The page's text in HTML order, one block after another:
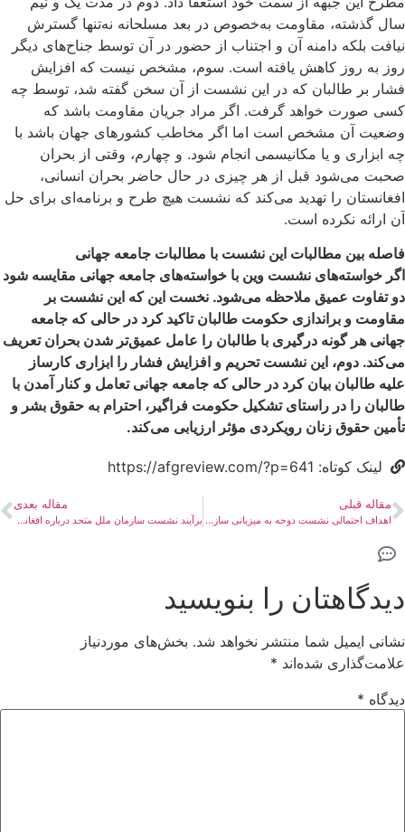
سال گذشته، مقاومت به‌خصوص در بعد مسلحانه نه‌تنها گسترش
نیافت بلکه دامنه آن و اجتناب از حضور در آن توسط جناح‌های دیگر
روز به روز کاهش یافته است. سوم، مشخص نیست که افزایش
فشار بر طالبان که در این نشست از آن سخن گفته شد، توسط چه
کسی صورت خواهد گرفت. اگر مراد جریان مقاومت باشد که
وضعیت آن مشخص است اما اگر مخاطب کشورهای جهان باشد با
چه ابزاری و یا مکانیسمی انجام شود. و چهارم، وقتی از بحران
صحبت می‌شود قبل از هر چیزی در حال حاضر بحران انسانی،
افغانستان را تهدید می‌کند که نشست هیچ طرح و برنامه‌ای برای حل
آن ارائه نکرده است.
فاصله بین مطالبات این نشست با مطالبات جامعه جهانی
اگر خواسته‌های نشست وین با خواسته‌های جامعه جهانی مقایسه شود
دو تفاوت عمیق ملاحظه می‌شود. نخست این که این نشست بر
مقاومت و براندازی حکومت طالبان تاکید کرد در حالی که جامعه
جهانی هر گونه درگیری با طالبان را عامل عمیق‌تر شدن بحران تعریف
می‌کند. دوم، این نشست تحریم و افزایش فشار را ابزاری کارساز
علیه طالبان بیان کرد در حالی که جامعه جهانی تعامل و کنار آمدن با
طالبان را در راستای تشکیل حکومت فراگیر، احترام به حقوق بشر و
تأمین حقوق زنان رویکردی مؤثر ارزیابی می‌کند.
لینک کوتاه: https://afgreview.com/?p=641
مقاله قبلی
اهداف احتمالی نشست دوحه به میزبانی سازمان ملل درباره افغانستان
مقاله بعدی
برآیند نشست سازمان ملل متحد درباره افغانستان
دیدگاهتان را بنویسید
نشانی ایمیل شما منتشر نخواهد شد. بخش‌های موردنیاز
علامت‌گذاری شده‌اند *
دیدگاه *